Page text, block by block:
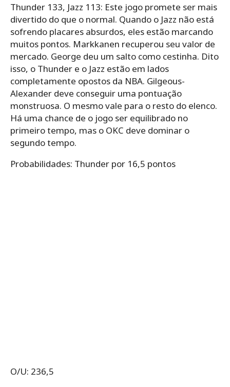
Thunder 133, Jazz 113: Este jogo promete ser mais
divertido do que o normal. Quando o Jazz não está
sofrendo placares absurdos, eles estão marcando
muitos pontos. Markkanen recuperou seu valor de
mercado. George deu um salto como cestinha. Dito
isso, o Thunder e o Jazz estão em lados
completamente opostos da NBA. Gilgeous-
Alexander deve conseguir uma pontuação
monstruosa. O mesmo vale para o resto do elenco.
Há uma chance de o jogo ser equilibrado no
primeiro tempo, mas o OKC deve dominar o
segundo tempo.
Probabilidades: Thunder por 16,5 pontos
O/U: 236,5